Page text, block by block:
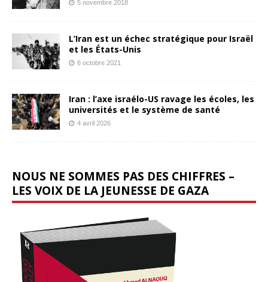
5 novembre 2018
L’Iran est un échec stratégique pour Israël
et les États-Unis
6 octobre 2021
Iran : l’axe israélo-US ravage les écoles, les
universités et le système de santé
4 avril 2026
NOUS NE SOMMES PAS DES CHIFFRES –
LES VOIX DE LA JEUNESSE DE GAZA